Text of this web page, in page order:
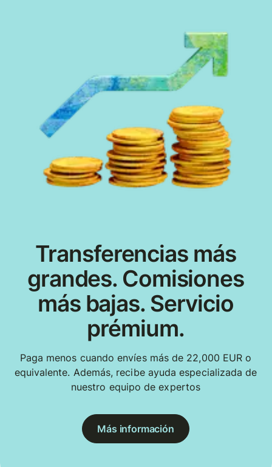
Transferencias más
grandes. Comisiones
más bajas. Servicio
prémium.
Paga menos cuando envíes más de 22,000 EUR o
equivalente. Además, recibe ayuda especializada de
nuestro equipo de expertos
Más información